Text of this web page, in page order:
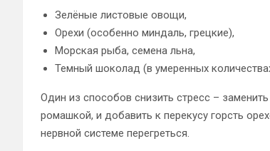
Зелёные листовые овощи,
Орехи (особенно миндаль, грецкие),
Морская рыба, семена льна,
Темный шоколад (в умеренных
Один из способов снизить стресс –
ромашкой, и добавить к перекусу горсть
нервной системе перегреться.